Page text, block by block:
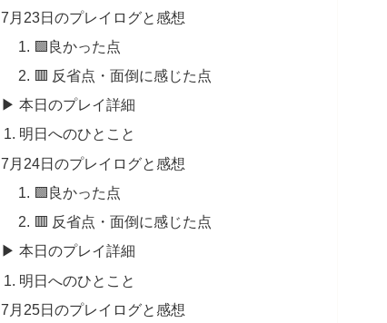
7月23日のプレイログと感想
🟩良かった点
🟥 反省点・面倒に感じた点
▶ 本日のプレイ詳細
明日へのひとこと
7月24日のプレイログと感想
🟩良かった点
🟥 反省点・面倒に感じた点
▶ 本日のプレイ詳細
明日へのひとこと
7月25日のプレイログと感想